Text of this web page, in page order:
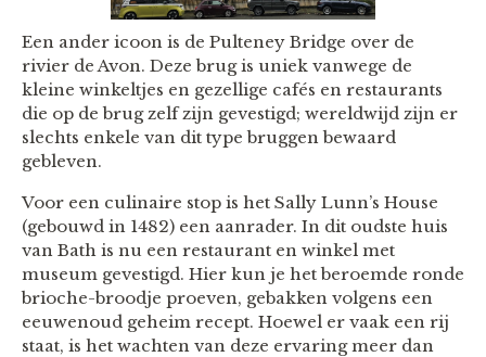
Een ander icoon is de Pulteney Bridge over de
rivier de Avon. Deze brug is uniek vanwege de
kleine winkeltjes en gezellige cafés en restaurants
die op de brug zelf zijn gevestigd; wereldwijd zijn er
slechts enkele van dit type bruggen bewaard
gebleven.
Voor een culinaire stop is het Sally Lunn’s House
(gebouwd in 1482) een aanrader. In dit oudste huis
van Bath is nu een restaurant en winkel met
museum gevestigd. Hier kun je het beroemde ronde
brioche-broodje proeven, gebakken volgens een
eeuwenoud geheim recept. Hoewel er vaak een rij
staat, is het wachten van deze ervaring meer dan